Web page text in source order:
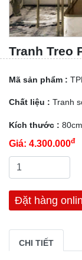
Tranh Treo
Mã sản phẩm :
Chất liệu : Tranh
Kích thước :
Giá: 4.300.000đ
Đặt hàng
CHI TIẾT